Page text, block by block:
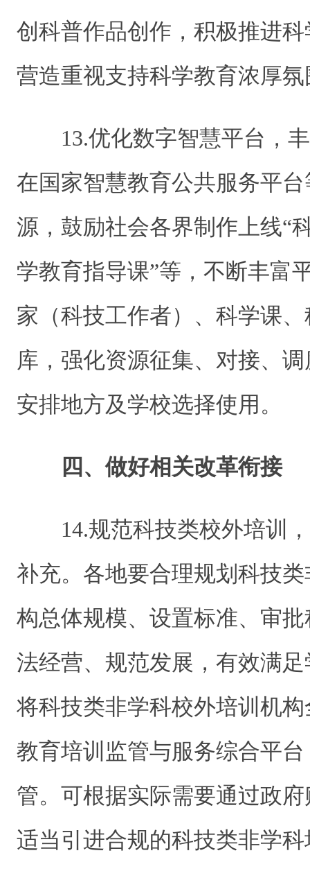
创科普作品创作，积极推进
营造重视支持科学教育浓厚氛
13.优化数字智慧平台，
在国家智慧教育公共服务平
源，鼓励社会各界制作上线“
学教育指导课”等，不断丰富
家（科技工作者）、科学课
库，强化资源征集、对接、
安排地方及学校选择使用。
四、做好相关改革衔接
14.规范科技类校外培训
补充。各地要合理规划科技
构总体规模、设置标准、审
法经营、规范发展，有效满
将科技类非学科校外培训机
教育培训监管与服务综合平
管。可根据实际需要通过政
适当引进合规的科技类非学